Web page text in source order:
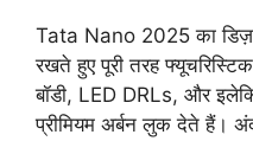
Tata Nano 2025 का
रखते हुए पूरी तरह
बॉडी, LED DRLs, और
प्रीमियम अर्बन लुक देते हैं।